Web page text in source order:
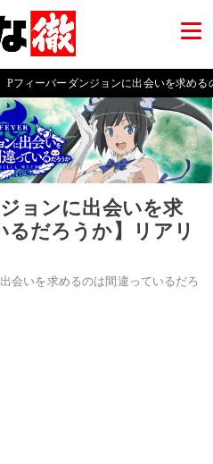
Pフィーバーダンジョンに出会いを求め
ョンに出会いを求
だろうか】リアリ
会いを求めるのは間違っているだろ